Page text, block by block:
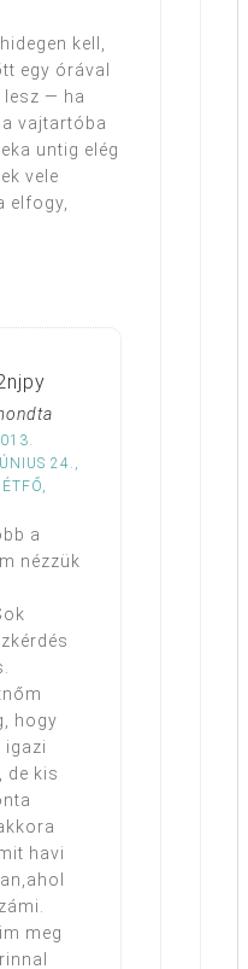
kell,
egy órával
lesz — ha
vajtartóba
untig elég
vele
elfogy,
24.,
a
nézzük
hogy
igazi
de kis
havi
meg